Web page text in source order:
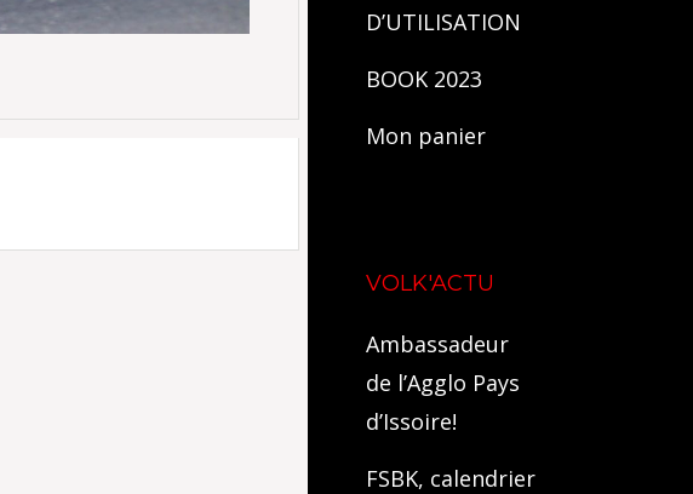
D’UTILISATION
BOOK 2023
Mon panier
VOLK'ACTU
Ambassadeur
de l’Agglo Pays
d’Issoire!
FSBK, calendrier